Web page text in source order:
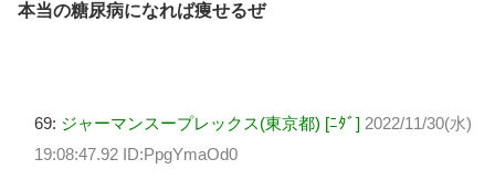
本当の糖尿病になれば痩せるぜ
69: ジャーマンスープレックス(東京都) [ﾆﾀﾞ] 2022/11/30(水)
19:08:47.92 ID:PpgYmaOd0